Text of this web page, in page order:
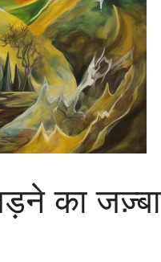
का जज़्बा